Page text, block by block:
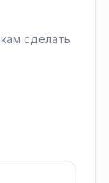
сделать